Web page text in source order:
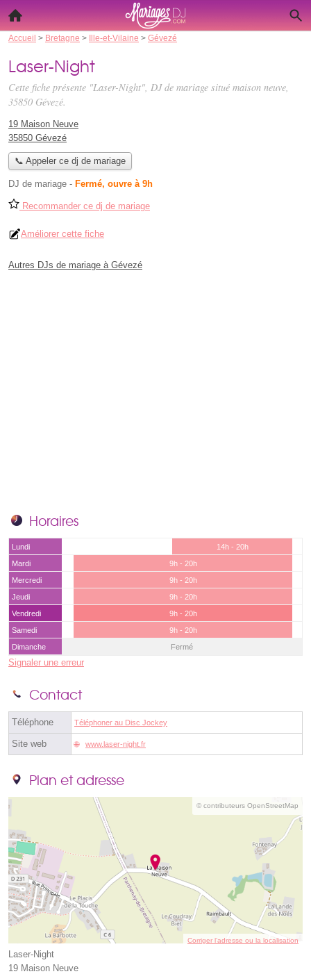
Accueil > Bretagne > Ille-et-Vilaine > Gévezé
Laser-Night
Cette fiche présente "Laser-Night", DJ de mariage situé maison neuve,
35850 Gévezé.
19 Maison Neuve
35850 Gévezé
📞 Appeler ce dj de mariage
DJ de mariage - Fermé, ouvre à 9h
Recommander ce dj de mariage
Améliorer cette fiche
Autres DJs de mariage à Gévezé
Horaires
Lundi
14h - 20h
Mardi
9h - 20h
Mercredi
9h - 20h
Jeudi
9h - 20h
Vendredi
9h - 20h
Samedi
9h - 20h
Dimanche
Fermé
Signaler une erreur
Contact
Téléphone Téléphoner au Disc Jockey
Site web www.laser-night.fr
Plan et adresse
© contributeurs OpenStreetMap
Corriger l’adresse ou la localisation
Laser-Night
19 Maison Neuve